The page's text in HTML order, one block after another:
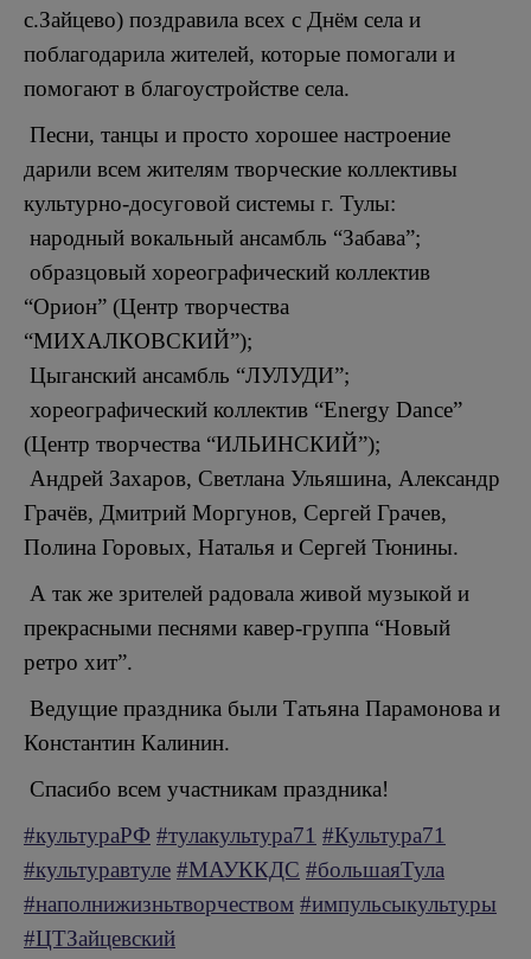
с.Зайцево) поздравила всех с Днём села и
поблагодарила жителей, которые помогали и
помогают в благоустройстве села.
Песни, танцы и просто хорошее настроение
дарили всем жителям творческие коллективы
культурно-досуговой системы г. Тулы:
народный вокальный ансамбль “Забава”;
образцовый хореографический коллектив
“Орион” (Центр творчества
“МИХАЛКОВСКИЙ”);
Цыганский ансамбль “ЛУЛУДИ”;
хореографический коллектив “Energy Dance”
(Центр творчества “ИЛЬИНСКИЙ”);
Андрей Захаров, Светлана Ульяшина, Александр
Грачёв, Дмитрий Моргунов, Сергей Грачев,
Полина Горовых, Наталья и Сергей Тюнины.
️А так же зрителей радовала живой музыкой и
прекрасными песнями кавер-группа “Новый
ретро хит”.
Ведущие праздника были Татьяна Парамонова и
Константин Калинин.
Спасибо всем участникам праздника!
#культураРФ #тулакультура71 #Культура71
#культуравтуле #МАУККДС #большаяТула
#наполнижизньтворчеством #импульсыкультуры
#ЦТЗайцевский